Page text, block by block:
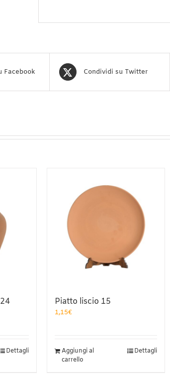
Facebook Condividi su Twitter
Dettagli
Piatto liscio 15
1,15€
Aggiungi al
carrello
Dettagli